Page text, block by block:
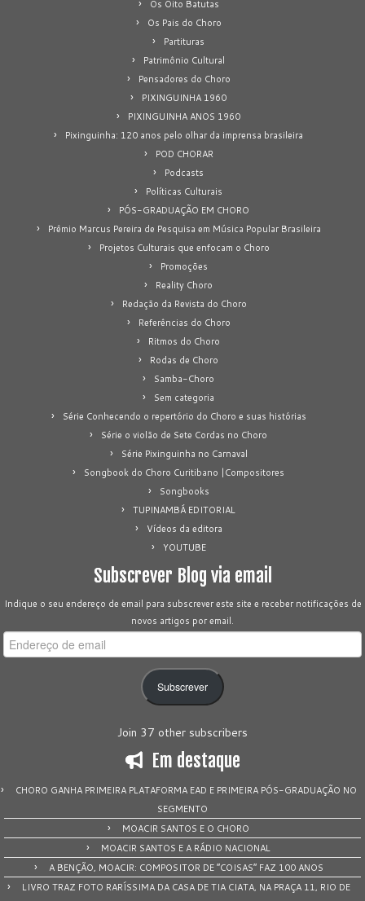
Os Oito Batutas
Os Pais do Choro
Partituras
Patrimônio Cultural
Pensadores do Choro
PIXINGUINHA 1960
PIXINGUINHA ANOS 1960
Pixinguinha: 120 anos pelo olhar da imprensa brasileira
POD CHORAR
Podcasts
Políticas Culturais
PÓS-GRADUAÇÃO EM CHORO
Prêmio Marcus Pereira de Pesquisa em Música Popular Brasileira
Projetos Culturais que enfocam o Choro
Promoções
Reality Choro
Redação da Revista do Choro
Referências do Choro
Ritmos do Choro
Rodas de Choro
Samba-Choro
Sem categoria
Série Conhecendo o repertório do Choro e suas histórias
Série o violão de Sete Cordas no Choro
Série Pixinguinha no Carnaval
Songbook do Choro Curitibano |Compositores
Songbooks
TUPINAMBÁ EDITORIAL
Vídeos da editora
YOUTUBE
Subscrever Blog via email
Indique o seu endereço de email para subscrever este site e receber notificações de
novos artigos por email.
Endereço
de
Subscrever
Join 37 other subscribers
Em destaque
CHORO GANHA PRIMEIRA PLATAFORMA EAD E PRIMEIRA PÓS-GRADUAÇÃO NO
SEGMENTO
MOACIR SANTOS E O CHORO
MOACIR SANTOS E A RÁDIO NACIONAL
A BENÇÃO, MOACIR: COMPOSITOR DE “COISAS” FAZ 100 ANOS
LIVRO TRAZ FOTO RARÍSSIMA DA CASA DE TIA CIATA, NA PRAÇA 11, RIO DE